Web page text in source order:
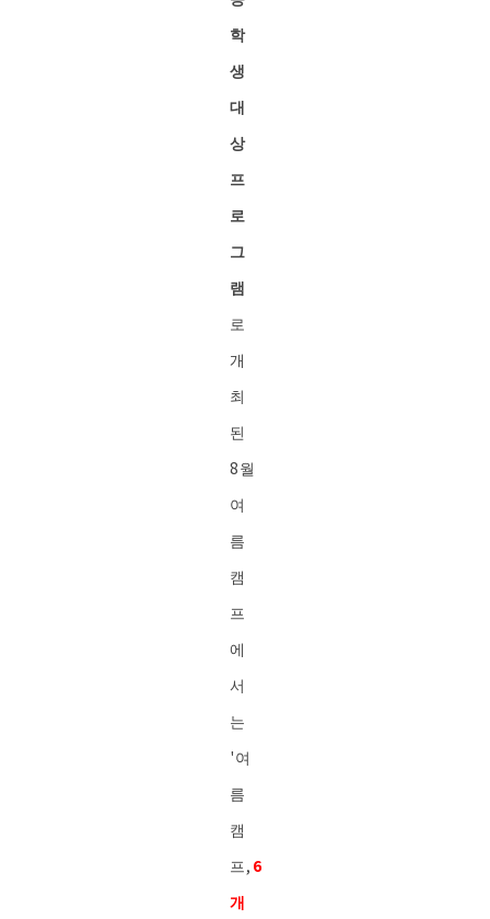
학
생
대
상
프
로
그
램
로
개
최
된
8월
여
름
캠
프
에
서
는
'여
름
캠
프, 6
개